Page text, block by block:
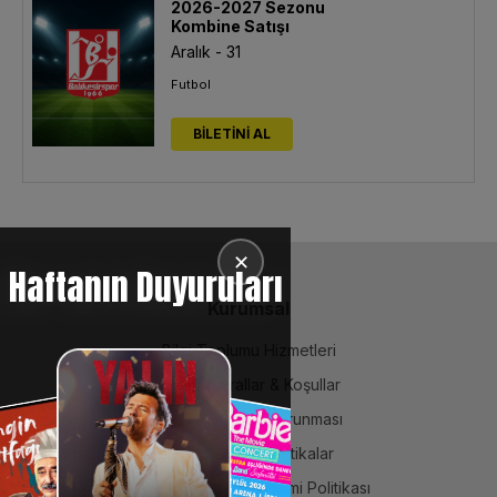
2026-2027 Sezonu
Kombine Satışı
Aralık - 31
Futbol
BİLETİNİ AL
✕
Haftanın Duyuruları
Kurumsal
Bilgi Toplumu Hizmetleri
BiPuan Kurallar & Koşullar
Kişisel Verilerin Korunması
Sözleşme ve Politikalar
Entegre Yönetim Sistemi Politikası